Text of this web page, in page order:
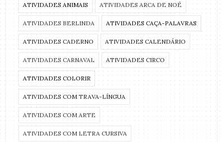
ATIVIDADES ANIMAIS ATIVIDADES ARCA DE NOÉ
ATIVIDADES BERLINDA ATIVIDADES CAÇA-PALAVRAS
ATIVIDADES CADERNO ATIVIDADES CALENDÁRIO
ATIVIDADES CARNAVAL ATIVIDADES CIRCO
ATIVIDADES COLORIR
ATIVIDADES COM TRAVA-LÍNGUA
ATIVIDADES COM ARTE
ATIVIDADES COM LETRA CURSIVA